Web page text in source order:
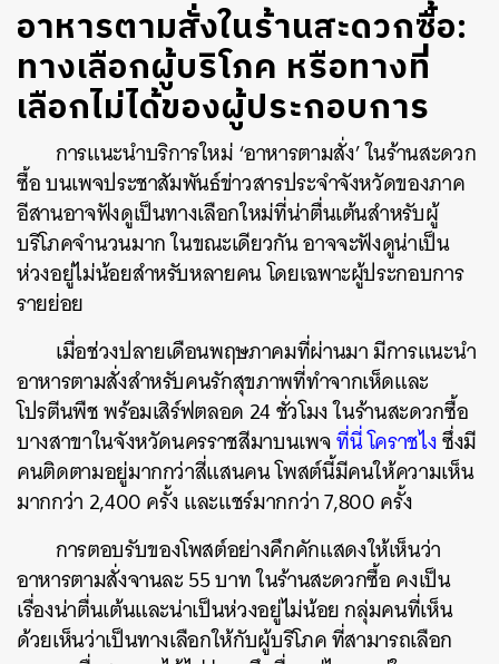
อาหารตามสั่งในร้านสะดวกซื้อ:
ทางเลือกผู้บริโภค หรือทางที่
เลือกไม่ได้ของผู้ประกอบการ
การแนะนำบริการใหม่ ‘อาหารตามสั่ง’ ในร้านสะดวก
ซื้อ บนเพจประชาสัมพันธ์ข่าวสารประจำจังหวัดของภาค
อีสานอาจฟังดูเป็นทางเลือกใหม่ที่น่าตื่นเต้นสำหรับผู้
บริโภคจำนวนมาก ในขณะเดียวกัน อาจจะฟังดูน่าเป็น
ห่วงอยู่ไม่น้อยสำหรับหลายคน โดยเฉพาะผู้ประกอบการ
รายย่อย
เมื่อช่วงปลายเดือนพฤษภาคมที่ผ่านมา มีการแนะนำ
อาหารตามสั่งสำหรับคนรักสุขภาพที่ทำจากเห็ดและ
โปรตีนพืช พร้อมเสิร์ฟตลอด 24 ชั่วโมง ในร้านสะดวกซื้อ
บางสาขาในจังหวัดนครราชสีมาบนเพจที่นี่ โคราชไงซึ่งมี
คนติดตามอยู่มากกว่าสี่แสนคน โพสต์นี้มีคนให้ความเห็น
มากกว่า 2,400 ครั้ง และแชร์มากกว่า 7,800 ครั้ง
การตอบรับของโพสต์อย่างคึกคักแสดงให้เห็นว่า
อาหารตามสั่งจานละ 55 บาท ในร้านสะดวกซื้อ คงเป็น
เรื่องน่าตื่นเต้นและน่าเป็นห่วงอยู่ไม่น้อย กลุ่มคนที่เห็น
ด้วยเห็นว่าเป็นทางเลือกให้กับผู้บริโภค ที่สามารถเลือก